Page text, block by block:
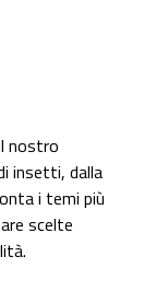
nostro
insetti, dalla
i temi più
scelte